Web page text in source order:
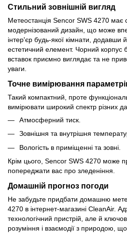
Стильний зовнішній вигляд
Метеостанція Sencor SWS 4270 має
модернізований дизайн, що може
інтер'єр будь-якої кімнати, додавши
естетичний елемент. Чорний корпус
вставок приємно виглядає та не
уваги.
Точне вимірювання
Такий компактний, проте
вимірювати широкий спектр різних
Атмосферний тиск.
Зовнішня та внутрішня
Вологість в приміщенні та зовні.
Крім цього, Sencor SWS 4270 може
попереджати вас про зледеніння.
Домашній прогноз погоди
Не забудьте придбати домашню
4270 в інтернет-магазині CleanAir.
технологічний пристрій, але й
розуміння і взаємодії з природою,